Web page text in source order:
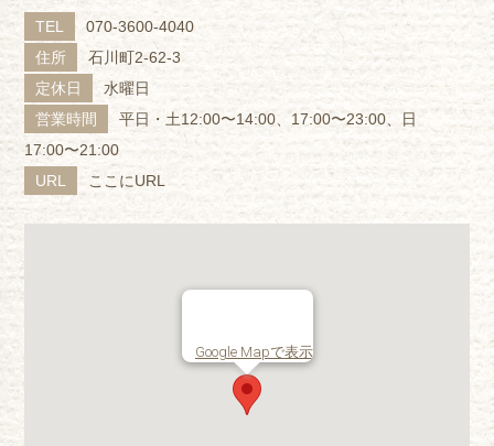
TEL
070-3600-4040
住所
石川町2-62-3
定休日
水曜日
営業時間
平日・土12:00〜14:00、17:00〜23:00、日
17:00〜21:00
URL
ここにURL
Google Mapで表示